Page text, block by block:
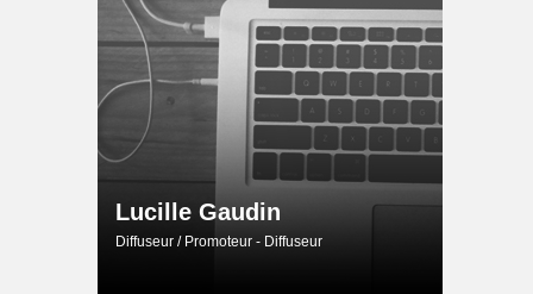
Lucille Gaudin
Diffuseur / Promoteur - Diffuseur